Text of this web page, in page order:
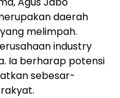
daerah
melimpah.
industry
Ia berharap potensi
sebesar-